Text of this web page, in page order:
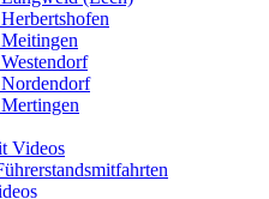
Videos